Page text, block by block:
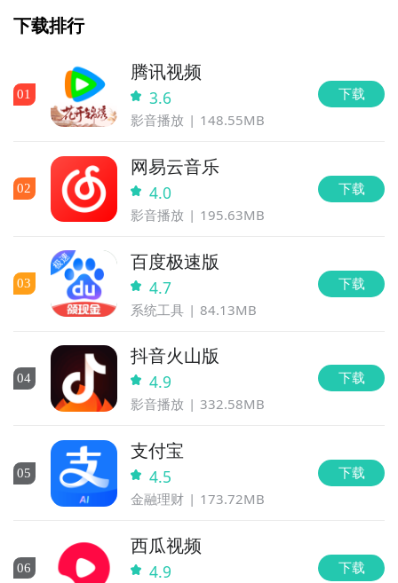
下载排行
01
腾讯视频
3.6
影音播放 148.55MB
下载
02
网易云音乐
4.0
影音播放 195.63MB
下载
03
百度极速版
4.7
系统工具 84.13MB
下载
04
抖音火山版
4.9
影音播放 332.58MB
下载
05
支付宝
4.5
金融理财 173.72MB
下载
06
西瓜视频
4.9 下载